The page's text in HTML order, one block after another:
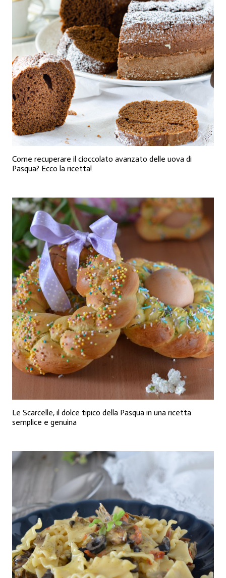
Come recuperare il cioccolato avanzato delle uova di
Pasqua? Ecco la ricetta!
Le Scarcelle, il dolce tipico della Pasqua in una ricetta
semplice e genuina